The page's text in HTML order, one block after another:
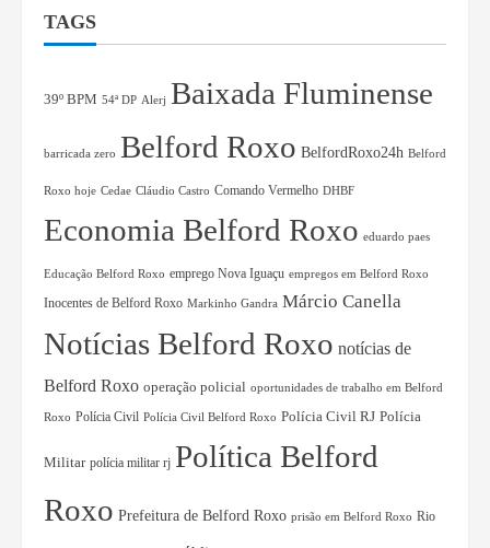
TAGS
39º BPM 54ª DP Alerj Baixada Fluminense
barricada zero Belford Roxo BelfordRoxo24h Belford
Roxo hoje Cedae Cláudio Castro Comando Vermelho DHBF
Economia Belford Roxo eduardo paes
Educação Belford Roxo emprego Nova Iguaçu empregos em Belford Roxo
Inocentes de Belford Roxo Markinho Gandra Márcio Canella
Notícias Belford Roxo notícias de
Belford Roxo operação policial oportunidades de trabalho em Belford
Roxo Polícia Civil Polícia Civil Belford Roxo Polícia Civil RJ Polícia
Militar polícia militar rj Política Belford
Roxo Prefeitura de Belford Roxo prisão em Belford Roxo Rio